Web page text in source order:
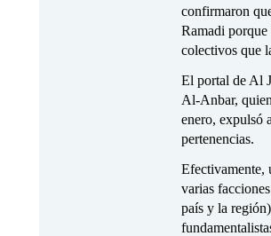
confirmaron
Ramadi porque
colectivos que
El portal de Al
Al-Anbar,
enero, expulsó
pertenencias.
Efectivamente,
varias
país y la